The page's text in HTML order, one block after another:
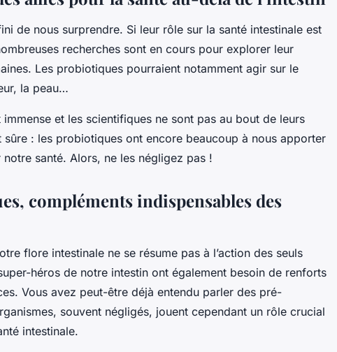
de nous surprendre. Si leur rôle sur la santé intestinale est
recherches sont en cours pour explorer leur
Les probiotiques pourraient notamment agir sur le
la peau…
et les scientifiques ne sont pas au bout de leurs
sûre : les probiotiques ont encore beaucoup à nous apporter
santé. Alors, ne les négligez pas !
compléments indispensables des
flore intestinale ne se résume pas à l’action des seuls
héros de notre intestin ont également besoin de renforts
Vous avez peut-être déjà entendu parler des pré-
souvent négligés, jouent cependant un rôle crucial
intestinale.